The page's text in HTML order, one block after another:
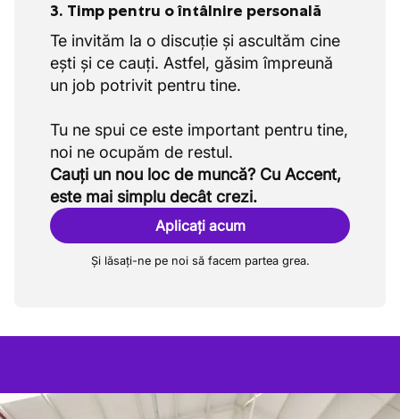
3. Timp pentru o întâlnire personală
Te invităm la o discuție și ascultăm cine
ești și ce cauți. Astfel, găsim împreună
un job potrivit pentru tine.
Tu ne spui ce este important pentru tine,
Cauți un nou loc de muncă? Cu Accent,
este mai simplu decât crezi.
Aplicați acum
Și lăsați-ne pe noi să facem partea grea.